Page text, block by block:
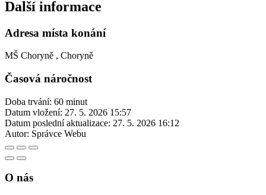
Další informace
Adresa místa konání
MŠ Choryně , Choryně
Časová náročnost
Doba trvání: 60 minut
Datum vložení: 27. 5. 2026 15:57
Datum poslední aktualizace: 27. 5. 2026 16:12
Autor: Správce Webu
O nás